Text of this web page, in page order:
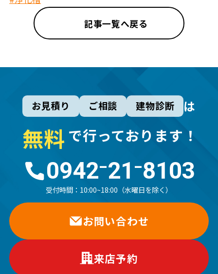
記事一覧へ戻る
お見積り ご相談 建物診断 は
無料 で行っております！
0942⁻21⁻8103
受付時間： 10:00~18:00（水曜日を除く）
お問い合わせ
来店予約